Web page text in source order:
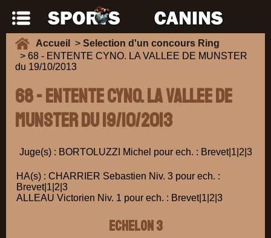
Accueil > Selection d'un concours Ring
> 68 - ENTENTE CYNO. LA VALLEE DE MUNSTER
du 19/10/2013
68 - ENTENTE CYNO. LA VALLEE DE
MUNSTER du 19/10/2013
Juge(s) : BORTOLUZZI Michel pour ech. : Brevet|1|2|3
HA(s) : CHARRIER Sebastien Niv. 3 pour ech. :
Brevet|1|2|3
ALLEAU Victorien Niv. 1 pour ech. : Brevet|1|2|3
ECHELON 3